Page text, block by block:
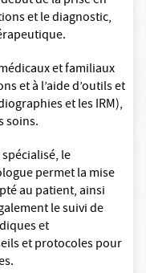
et le diagnostic,
et familiaux
et à l’aide d’outils et
et les IRM),
soins.
le
permet la mise
au patient, ainsi
le suivi de
et
et protocoles pour